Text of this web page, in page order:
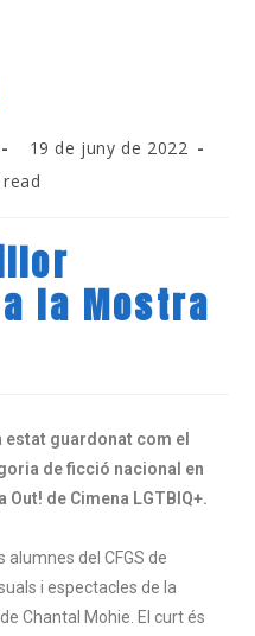
19 de juny de 2022
la Mostra
estat guardonat com el
de ficció nacional en
de Cimena LGTBIQ+.
del CFGS de
i espectacles de la
Chantal Mohie. El curt és